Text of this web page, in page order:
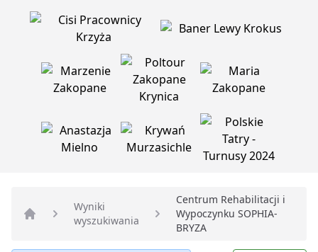
Strona główna
Wyniki
wyszukiwania
Centrum Rehabilitacji i
Wypoczynku SOPHIA-
BRYZA